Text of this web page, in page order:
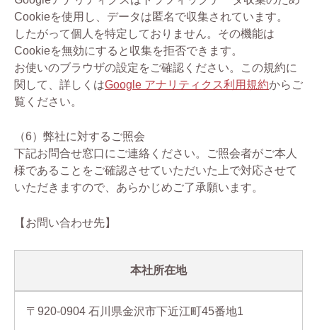
Cookieを使用し、データは匿名で収集されています。
したがって個人を特定しておりません。その機能は
Cookieを無効にすると収集を拒否できます。
お使いのブラウザの設定をご確認ください。この規約に
関して、詳しくはGoogle アナリティクス利用規約からご
覧ください。
（6）弊社に対するご照会
下記お問合せ窓口にご連絡ください。ご照会者がご本人
様であることをご確認させていただいた上で対応させて
いただきますので、あらかじめご了承願います。
【お問い合わせ先】
本社所在地
〒920-0904 石川県金沢市下近江町45番地1